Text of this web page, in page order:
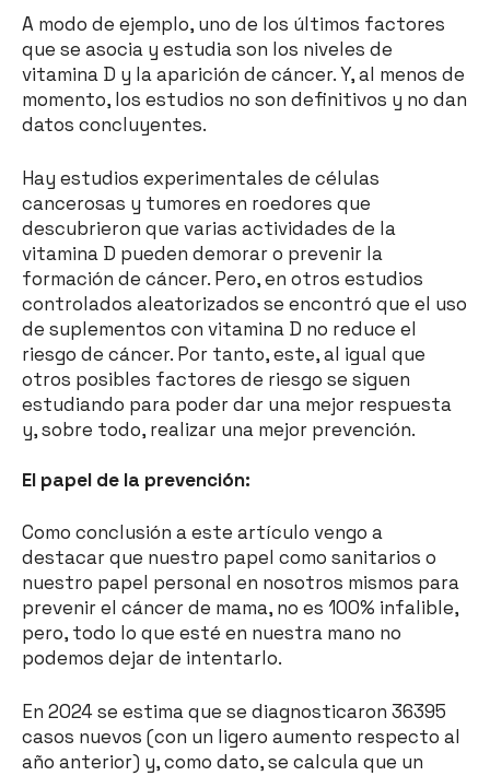
A modo de ejemplo, uno de los últimos factores
que se asocia y estudia son los niveles de
vitamina D y la aparición de cáncer. Y, al menos de
momento, los estudios no son definitivos y no dan
datos concluyentes.
Hay estudios experimentales de células
cancerosas y tumores en roedores que
descubrieron que varias actividades de la
vitamina D pueden demorar o prevenir la
formación de cáncer. Pero, en otros estudios
controlados aleatorizados se encontró que el uso
de suplementos con vitamina D no reduce el
riesgo de cáncer. Por tanto, este, al igual que
otros posibles factores de riesgo se siguen
estudiando para poder dar una mejor respuesta
y, sobre todo, realizar una mejor prevención.
El papel de la prevención:
Como conclusión a este artículo vengo a
destacar que nuestro papel como sanitarios o
nuestro papel personal en nosotros mismos para
prevenir el cáncer de mama, no es 100% infalible,
pero, todo lo que esté en nuestra mano no
podemos dejar de intentarlo.
En 2024 se estima que se diagnosticaron 36395
casos nuevos (con un ligero aumento respecto al
año anterior) y, como dato, se calcula que un